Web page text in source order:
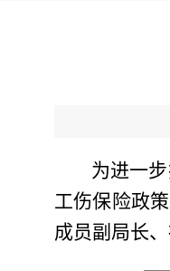
为进一
工伤保险政
成员副局长